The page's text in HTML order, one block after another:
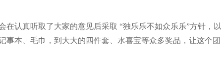
认真听取了大家的意见后采取 “独乐乐不如众乐乐”方针，以
本、毛巾，到大大的四件套、水喜宝等众多奖品，让这个团